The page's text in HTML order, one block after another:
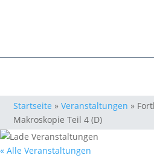
Startseite »Veranstaltungen »
Makroskopie Teil 4 (D)
« Alle Veranstaltungen